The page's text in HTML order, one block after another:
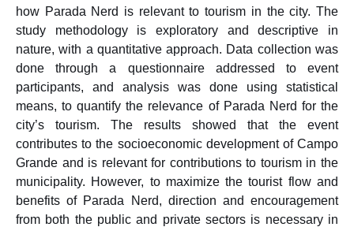
how Parada Nerd is relevant to tourism in the city. The
study methodology is exploratory and descriptive in
nature, with a quantitative approach. Data collection was
done through a questionnaire addressed to event
participants, and analysis was done using statistical
means, to quantify the relevance of Parada Nerd for the
city’s tourism. The results showed that the event
contributes to the socioeconomic development of Campo
Grande and is relevant for contributions to tourism in the
municipality. However, to maximize the tourist flow and
benefits of Parada Nerd, direction and encouragement
from both the public and private sectors is necessary in